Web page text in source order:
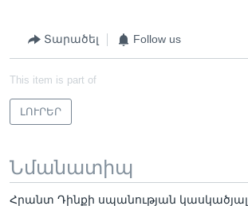
Տարածել Follow us
This item is part of
ԼՈՒՐԵՐ
Նմանատիպ
Հրանտ Դինքի սպանության